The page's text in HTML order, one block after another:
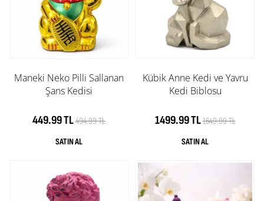
Maneki Neko Pilli Sallanan
Şans Kedisi
449.99 TL494.99 TL
Kübik Anne Kedi ve Yavru
Kedi Biblosu
1499.99 TL1649.99 TL